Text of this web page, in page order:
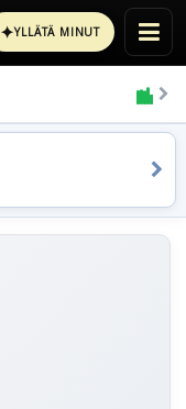
✦YLLÄTÄ MINUT